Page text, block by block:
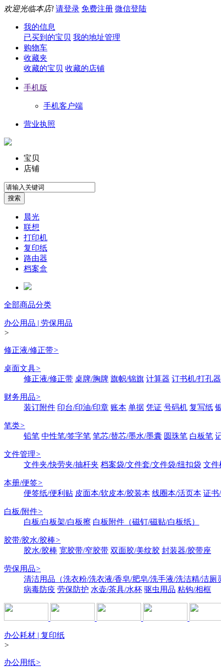
欢迎光临本店! 请登录 免费注册 微信登陆
我的信息
已买到的宝贝 我的地址管理
购物车
收藏夹
收藏的宝贝 收藏的店铺
手机版
手机客户端
营业执照
宝贝
店铺
晨光
联想
打印机
复印纸
路由器
档案盒
全部商品分类
办公用品 | 劳保用品
>
修正液/修正带>
桌面文具>
修正液/修正带 桌牌/胸牌 旗帜/锦旗 计算器 订书机/打孔器
财务用品>
装订附件 印台/印油/印章 账本 单据 凭证 号码机 复写纸
笔类>
铅笔 中性笔/签字笔 笔芯/替芯/墨水/墨囊 圆珠笔 白板笔
文件管理>
文件夹/快劳夹/抽杆夹 档案袋/文件套/文件袋/纽扣袋 文件
本册/便签>
便签纸/便利贴 皮面本/软皮本/胶装本 线圈本/活页本 证书
白板/附件>
白板/白板架/白板擦 白板附件（磁钉/磁贴/白板纸）
胶带/胶水/胶棒>
胶水/胶棒 宽胶带/窄胶带 双面胶/美纹胶 封装器/胶带座
劳保用品>
清洁用品（洗衣粉/洗衣液/香皂/肥皂/洗手液/洗洁精/洁厕
病毒防疫 劳保防护 水壶/茶具/水杯 驱虫用品 粘钩/相框
办公耗材 | 复印纸
>
办公用纸>